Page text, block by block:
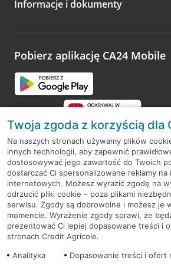
Zachęcamy do podzielenia się z nami
opinie.
Informacje i dokumenty
Pobierz aplikację CA24 Mobile
RODO
Regulamin serwisu
Mapa serwisu
PolitykaCookies
Twoja zgoda z korzyścią dla
Na naszych stronach używamy plików
innych technologii, aby zapewnić
dostosowywać jego zawartość do Twoich
dostarczać Ci spersonalizowane reklamy na
internetowych. Możesz wyrazić zgodę na
odrzucić pliki cookie – poza plikami
serwisu. Zgody są dobrowolne i możesz je
momencie. Wyrażenie zgody sprawi, że
prezentować Ci lepiej dopasowane treści i
stronach Credit Agricole.
Analityka
Dopasowanie treści i ofert